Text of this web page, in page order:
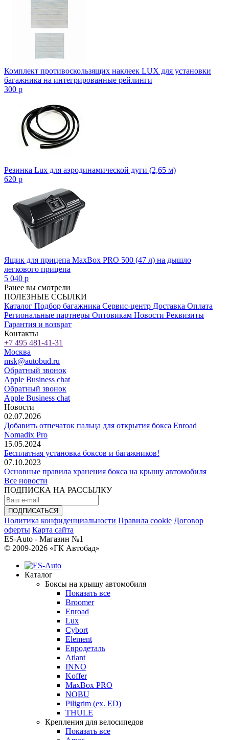
Комплект противоскользящих наклеек LUX для установки
багажника на интегрированные рейлинги
300 p
Резинка Lux для аэродинамической дуги (2,65 м)
620 p
Ящик для прицепа MaxBox PRO 500 (47 л) на дышло
легкового прицепа
5 040 p
Ранее вы смотрели
ПОЛЕЗНЫЕ ССЫЛКИ
Каталог Подбор багажника Сервис-центр Доставка Оплата
Региональные партнеры Оптовикам Новости Реквизиты
Гарантия и возврат
Контакты
+7 495 481-41-31
Москва
msk@autobud.ru
Обратный звонок
Apple Business chat
Обратный звонок
Apple Business chat
Новости
02.07.2026
Добавить отпечаток пальца для открытия бокса Enroad
Nomadix Pro
15.05.2024
Бесплатная установка боксов и багажников!
07.10.2023
Основные правила хранения бокса на крышу автомобиля
Все новости
ПОДПИСКА НА РАССЫЛКУ
Политика конфиденциальности Правила cookie Договор
оферты Карта сайта
ES-Auto - Магазин №1
© 2009-2026 «ГК Автобад»
Каталог
Боксы на крышу автомобиля
Показать все
Broomer
Enroad
Lux
Cybort
Element
Евродеталь
Atlant
INNO
Koffer
MaxBox PRO
NOBU
Piligrim (ex. ED)
THULE
Крепления для велосипедов
Показать все